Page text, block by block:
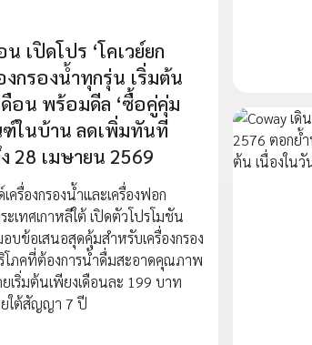
เปิดโปร ‘โคเวย์ยก
งกรองน้ำทุกรุ่น เริ่มต้น
อน พร้อมดีล ‘ซื้อคู่คุ่ม
ในบ้าน ลดเพิ่มทันที
28 เมษายน 2569
เครื่องกรองน้ำและเครื่องฟอก
เทศเกาหลีใต้ เปิดตัวโปรโมชัน
บข้อเสนอสุดคุ้มสำหรับเครื่องกรอง
ภคที่ต้องการน้ำดื่มสะอาดคุณภาพ
ยเริ่มต้นเพียงเดือนละ 199 บาท
ใต้สัญญา 7 ปี